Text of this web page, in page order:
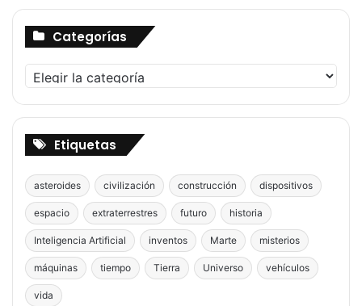
Categorías
Categorías
Etiquetas
asteroides civilización construcción dispositivos
espacio extraterrestres futuro historia
Inteligencia Artificial inventos Marte misterios
máquinas tiempo Tierra Universo vehículos
vida